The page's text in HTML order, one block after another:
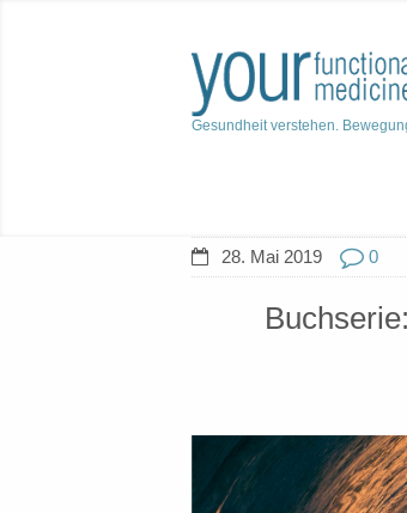
Gesundheit verstehen.
28. Mai 2019 0